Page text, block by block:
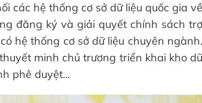
các hệ thống cơ sở dữ liệu quốc gia về
đăng ký và giải quyết chính sách trợ
hệ thống cơ sở dữ liệu chuyên ngành.
minh chủ trương triển khai kho dữ
phê duyệt...